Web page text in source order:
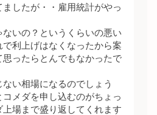
したが・・雇用統計がやっ
いの？というくらいの悪い
利上げはなくなったから案
ったらとんでもなかったで
い相場になるのでしょう
メダを申し込むのがちょっ
場まで盛り返してくれます